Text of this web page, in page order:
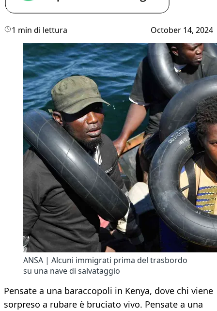
1 min di lettura October 14, 2024
ANSA | Alcuni immigrati prima del trasbordo
su una nave di salvataggio
Pensate a una baraccopoli in Kenya, dove chi viene
sorpreso a rubare è bruciato vivo. Pensate a una